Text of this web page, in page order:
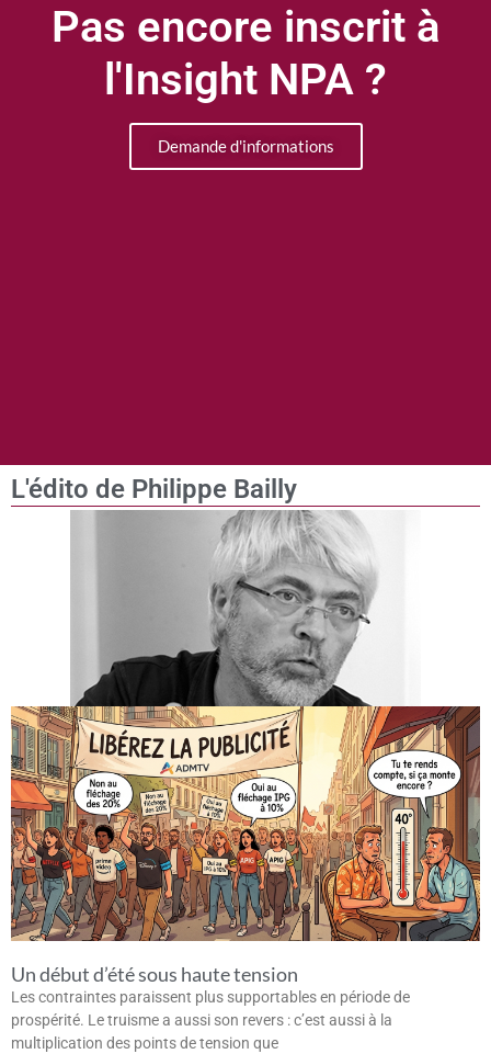
Pas encore inscrit à
l'Insight NPA ?
Demande d'informations
L'édito de Philippe Bailly
Un début d’été sous haute tension
Les contraintes paraissent plus supportables en période de
prospérité. Le truisme a aussi son revers : c’est aussi à la
multiplication des points de tension que